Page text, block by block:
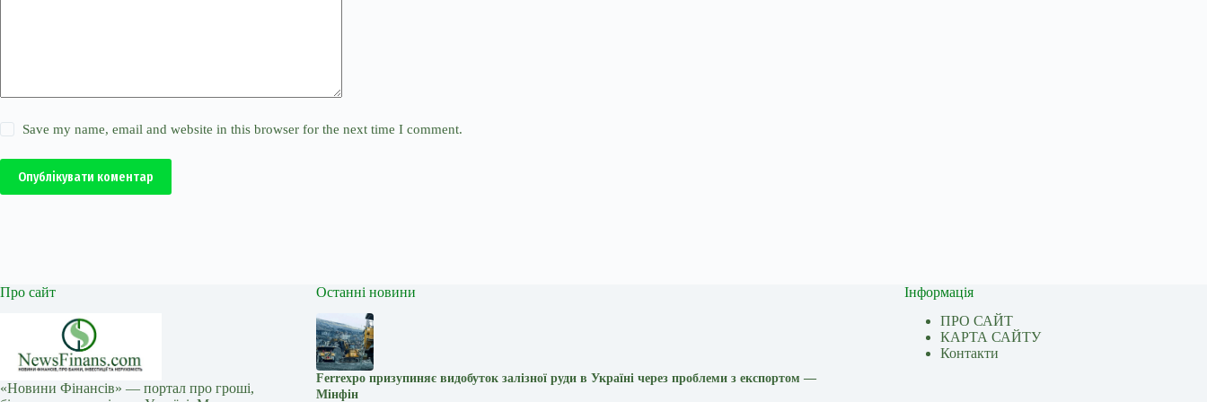
Save my name, email and website in this browser for the next time I comment.
Опублікувати коментар
Про сайт
«Новини Фінансів» — портал про гроші,
Останні новини
Ferrexpo призупиняє видобуток залізної руди в Україні через проблеми з експортом —
Мінфін
Інформація
ПРО САЙТ
КАРТА САЙТУ
Контакти